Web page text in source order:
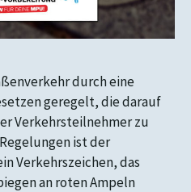
durch eine
geregelt, die darauf
Verkehrsteilnehmer zu
ist der
Verkehrszeichen, das
an roten Ampeln